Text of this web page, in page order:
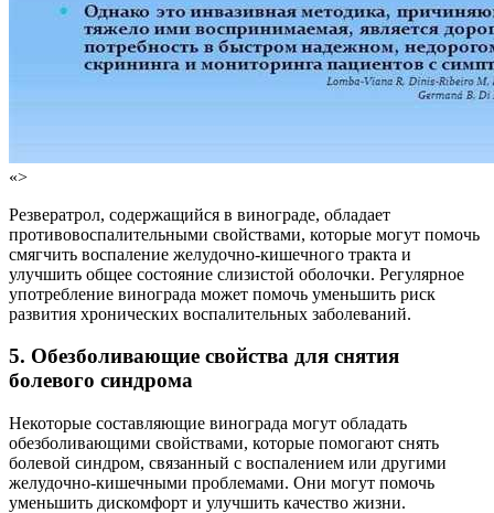
«>
Резвератрол, содержащийся в винограде, обладает
противовоспалительными свойствами, которые могут помочь
смягчить воспаление желудочно-кишечного тракта и
улучшить общее состояние слизистой оболочки. Регулярное
употребление винограда может помочь уменьшить риск
развития хронических воспалительных заболеваний.
5. Обезболивающие свойства для снятия
болевого синдрома
Некоторые составляющие винограда могут обладать
обезболивающими свойствами, которые помогают снять
болевой синдром, связанный с воспалением или другими
желудочно-кишечными проблемами. Они могут помочь
уменьшить дискомфорт и улучшить качество жизни.